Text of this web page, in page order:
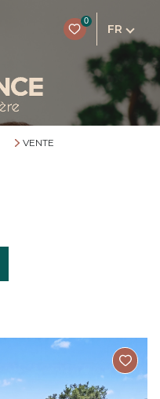
0
FR
VENTE